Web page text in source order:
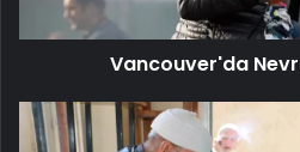
Vancouver'da
Diyarbakır'da
İftar